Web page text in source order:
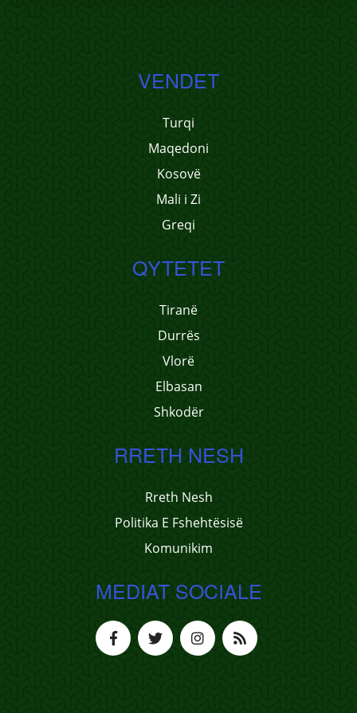
VENDET
Turqi
Maqedoni
Kosovë
Mali i Zi
Greqi
QYTETET
Tiranë
Durrës
Vlorë
Elbasan
Shkodër
RRETH NESH
Rreth Nesh
Politika E Fshehtësisë
Komunikim
MEDIAT SOCIALE